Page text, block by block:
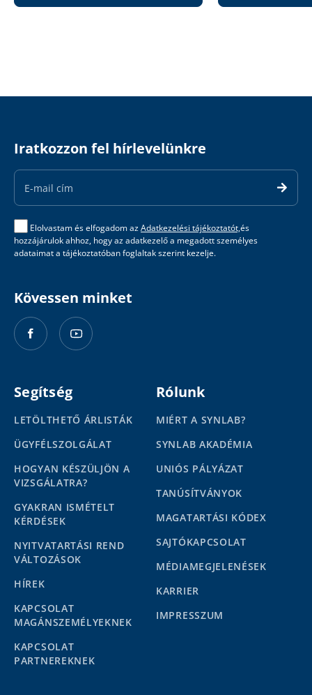
Iratkozzon fel hírlevelünkre
Email
Address
Elolvastam és elfogadom azAdatkezelési tájékoztatót,és
hozzájárulok ahhoz, hogy az adatkezelő a megadott személyes
adataimat a tájékoztatóban foglaltak szerint kezelje.
Kövessen minket
Segítség
LETÖLTHETŐ ÁRLISTÁK
ÜGYFÉLSZOLGÁLAT
HOGYAN KÉSZÜLJÖN A
VIZSGÁLATRA?
GYAKRAN ISMÉTELT
KÉRDÉSEK
NYITVATARTÁSI REND
VÁLTOZÁSOK
HÍREK
KAPCSOLAT
MAGÁNSZEMÉLYEKNEK
KAPCSOLAT
PARTNEREKNEK
Rólunk
MIÉRT A SYNLAB?
SYNLAB AKADÉMIA
UNIÓS PÁLYÁZAT
TANÚSÍTVÁNYOK
MAGATARTÁSI KÓDEX
SAJTÓKAPCSOLAT
MÉDIAMEGJELENÉSEK
KARRIER
IMPRESSZUM